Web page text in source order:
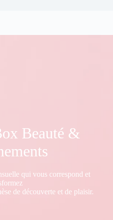
Beauté &
qui vous correspond et
de découverte et de plaisir.